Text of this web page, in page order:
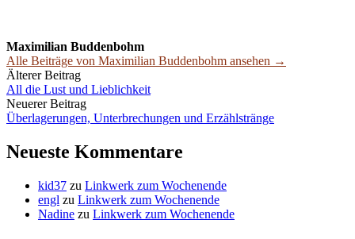
Maximilian Buddenbohm
Alle Beiträge von Maximilian Buddenbohm ansehen →
Beitrags-
Navigation
Älterer Beitrag
All die Lust und Lieblichkeit
Neuerer Beitrag
Überlagerungen, Unterbrechungen und Erzählstränge
Neueste Kommentare
kid37 zu Linkwerk zum Wochenende
engl zu Linkwerk zum Wochenende
Nadine zu Linkwerk zum Wochenende